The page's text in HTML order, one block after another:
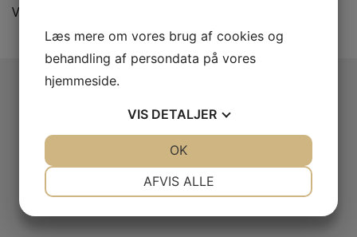
Vi glæder os til at kunne byde dig velkommen.
ADVOKATFIRMAET ULRIK MØLLER
Advokat@ulrikmoller.dk
Cvr.nr. 19085244
Bank 3543 – 3169 079 013
Læs mere om vores brug af cookies og
behandling af persondata på vores
hjemmeside.
VIS DETALJER
AFVIS ALLE
OK